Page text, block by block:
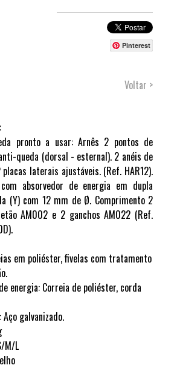
Pinterest
Voltar >
pronto a usar: Arnês 2 pontos de
queda (dorsal - esternal). 2 anéis de
laterais ajustáveis. (Ref. HAR12).
absorvedor de energia em dupla
(Y) com 12 mm de Ø. Comprimento 2
AM002 e 2 ganchos AM022 (Ref.
em poliéster, fivelas com tratamento
energia: Correia de poliéster, corda
galvanizado.
M/L